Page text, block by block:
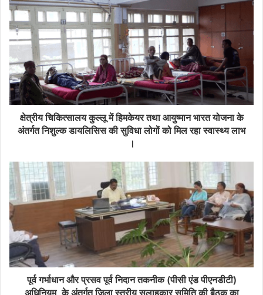
क्षेत्रीय चिकित्सालय कुल्लू में हिमकेयर तथा आयुष्मान भारत योजना के
अंतर्गत निशुल्क डायलिसिस की सुविधा लोगों को मिल रहा स्वास्थ्य लाभ
।
पूर्व गर्भाधान और प्रसव पूर्व निदान तकनीक (पीसी एंड पीएनडीटी)
अधिनियम, के अंतर्गत जिला स्तरीय सलाहकार समिति की बैठक का